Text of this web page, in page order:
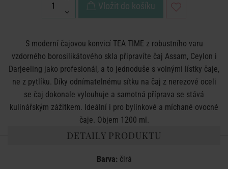
Vložit do košíku
S moderní čajovou konvicí TEA TIME z robustního varu
vzdorného borosilikátového skla připravíte čaj Assam, Ceylon i
Darjeeling jako profesionál, a to jednoduše s volnými lístky čaje,
ne z pytlíku. Díky odnímatelnému sítku na čaj z nerezové oceli
se čaj dokonale vylouhuje a samotná příprava se stává
kulinářským zážitkem. Ideální i pro bylinkové a míchané ovocné
čaje. Objem 1200 ml.
DETAILY PRODUKTU
Barva:čirá